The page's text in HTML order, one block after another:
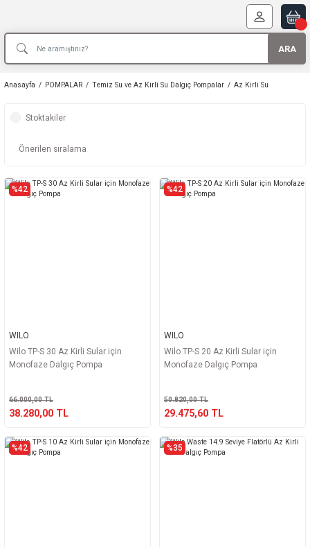
ARA
Anasayfa POMPALAR Temiz Su ve Az Kirli Su Dalgıç Pompalar Az Kirli Su
Stoktakiler
%42
WILO
Wilo TP-S 30 Az Kirli Sular için
Monofaze Dalgıç Pompa
66.000,00 TL
38.280,00 TL
%42
WILO
Wilo TP-S 20 Az Kirli Sular için
Monofaze Dalgıç Pompa
50.820,00 TL
29.475,60 TL
%42 %35